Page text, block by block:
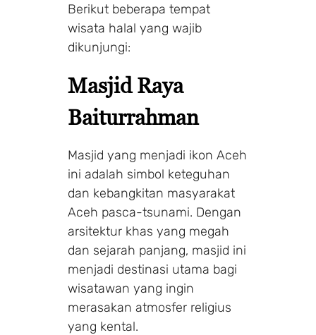
Berikut beberapa tempat
wisata halal yang wajib
dikunjungi:
Masjid Raya
Baiturrahman
Masjid yang menjadi ikon Aceh
ini adalah simbol keteguhan
dan kebangkitan masyarakat
Aceh pasca-tsunami. Dengan
arsitektur khas yang megah
dan sejarah panjang, masjid ini
menjadi destinasi utama bagi
wisatawan yang ingin
merasakan atmosfer religius
yang kental.